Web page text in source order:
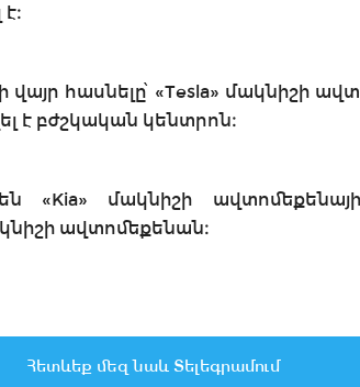
հասնելը՝ «Tesla» մակնիշի
է բժշկական կենտրոն։
«Kia» մակնիշի
ավտոմեքենան։
Հետևեք մեզ նաև Տելեգրամում